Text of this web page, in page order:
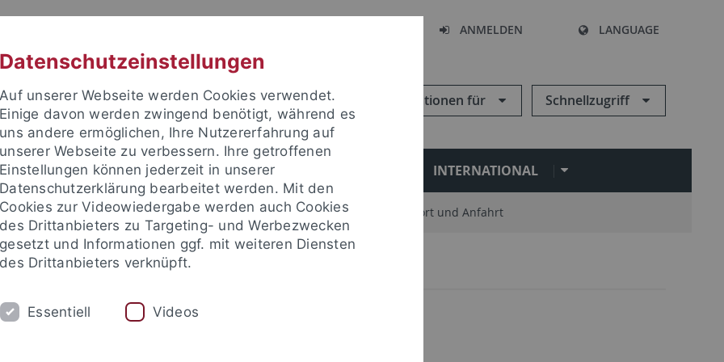
ANMELDEN LANGUAGE
Informationen für Schnellzugriff
STUDIUM FORSCHUNG EINRICHTUNGEN INTERNATIONAL
und Publikationen Campusleben Im Dialog Karriere Standort und Anfahrt
und Publikationen attempto online
online
Datenschutzeinstellungen
Auf unserer Webseite werden Cookies verwendet.
Einige davon werden zwingend benötigt, während es
uns andere ermöglichen, Ihre Nutzererfahrung auf
unserer Webseite zu verbessern. Ihre getroffenen
Einstellungen können jederzeit in unserer
Datenschutzerklärung bearbeitet werden. Mit den
Cookies zur Videowiedergabe werden auch Cookies
des Drittanbieters zu Targeting- und Werbezwecken
gesetzt und Informationen ggf. mit weiteren Diensten
des Drittanbieters verknüpft.
Essentiell Videos